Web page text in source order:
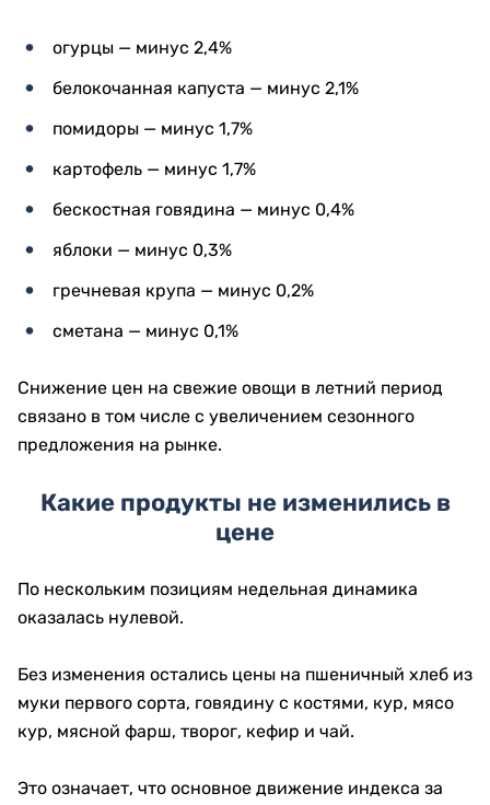
огурцы — минус 2,4%
белокочанная капуста — минус 2,1%
помидоры — минус 1,7%
картофель — минус 1,7%
бескостная говядина — минус 0,4%
яблоки — минус 0,3%
гречневая крупа — минус 0,2%
сметана — минус 0,1%
Снижение цен на свежие овощи в летний период
связано в том числе с увеличением сезонного
предложения на рынке.
Какие продукты не изменились в
цене
По нескольким позициям недельная динамика
оказалась нулевой.
Без изменения остались цены на пшеничный хлеб из
муки первого сорта, говядину с костями, кур, мясо
кур, мясной фарш, творог, кефир и чай.
Это означает, что основное движение индекса за